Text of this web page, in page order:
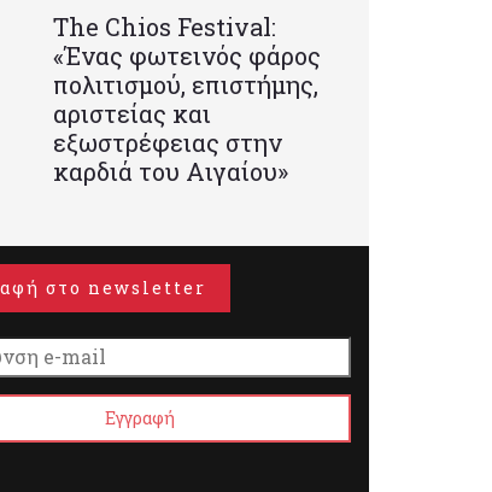
Τhe Chios Festival:
«Ένας φωτεινός φάρος
πολιτισμού, επιστήμης,
αριστείας και
εξωστρέφειας στην
καρδιά του Αιγαίου»
στο newsletter